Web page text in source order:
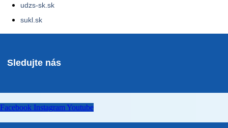
udzs-sk.sk
sukl.sk
Sledujte nás
Facebook Instagram Youtube